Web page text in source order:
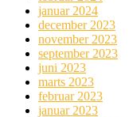
januar 2024
december 2023
november 2023
september 2023
juni 2023
marts 2023
februar 2023
januar 2023